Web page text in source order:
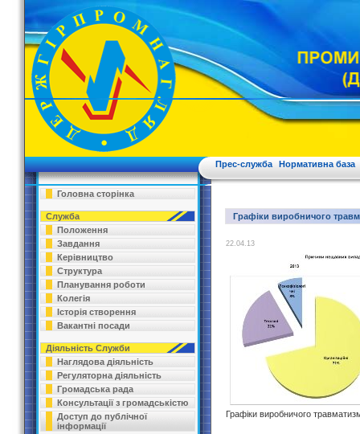
Прес-служба Нормативна база
Головна сторінка
Служба
Положення
Завдання
Керівництво
Структура
Планування роботи
Колегія
Історія створення
Вакантні посади
Діяльність Служби
Наглядова діяльність
Регуляторна діяльність
Громадська рада
Консультації з громадськістю
Доступ до публічної
інформації
Графіки виробничого
22.04.13
Графіки виробничого